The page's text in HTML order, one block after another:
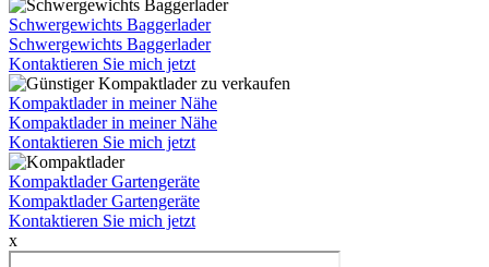
Schwergewichts Baggerlader
Schwergewichts Baggerlader
Kontaktieren Sie mich jetzt
Kompaktlader in meiner Nähe
Kompaktlader in meiner Nähe
Kontaktieren Sie mich jetzt
Kompaktlader Gartengeräte
Kompaktlader Gartengeräte
Kontaktieren Sie mich jetzt
x